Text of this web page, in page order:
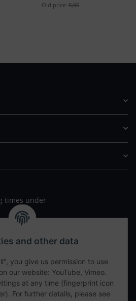
Old price: 5,95
times under
Filialen
and other data
you give us permission to use
our website: YouTube, Vimeo.
at any time (fingerprint icon
For further details, please see